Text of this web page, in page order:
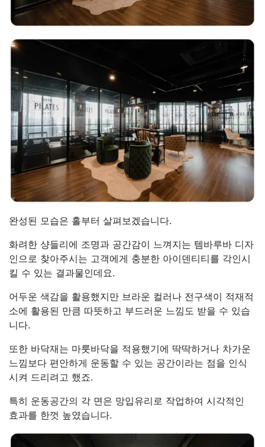
완성된 모습은 홀부터 살펴보겠습니다.
화려한 샹들리에 조명과 공간감이 느껴지는 템바루바 디자
인으로 찾아주시는 고객에게 충분한 아이덴티티를 각인시
킬 수 있는 결과물인데요.
어두운 색감을 활용했지만 브라운 컬러나 전구색이 적재적
소에 활용된 만큼 따뜻하고 부드러운 느낌도 받을 수 있습
니다.
또한 바닥재는 마룻바닥을 적용했기에 딱딱하거나 차가운
느낌보다 편안하게 운동할 수 있는 공간이라는 점을 인식
시켜 드리려고 했죠.
특히 운동공간의 각 면은 망입유리로 작업하여 시각적인
효과를 한껏 높였습니다.